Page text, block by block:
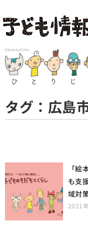
タグ：広島
「
も支
域対
2021